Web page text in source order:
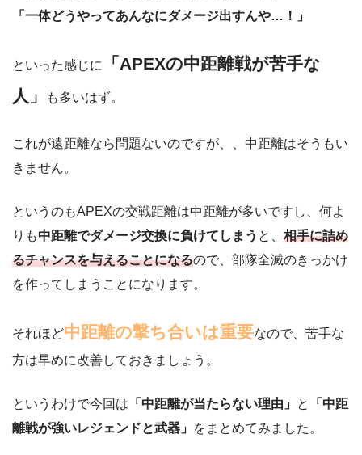
「一体どうやってあんなにダメージ出すんや…！」
といった感じに
「APEXの中距離戦が苦手な
人」
も多いはず。
これが遠距離なら問題ないのですが、、中距離はそうもい
きません。
というのもAPEXの交戦距離は中距離が多いですし、何よ
りも中距離でダメージ交換に負けてしまう と、 相手に詰め
るチャンスを与えることになるので、部隊全滅のきっかけ
を作ってしまうことになります。
それほど中距離の撃ち合いは重要なので、苦手な
方は早めに改善しておきましょう。
というわけで今回は 「中距離が当たらない理由」 と
「中距
離戦が強いレジェンドと武器」 をまとめてみました。